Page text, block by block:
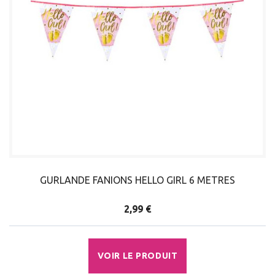
GURLANDE FANIONS HELLO GIRL 6 METRES
2,99 €
VOIR LE PRODUIT